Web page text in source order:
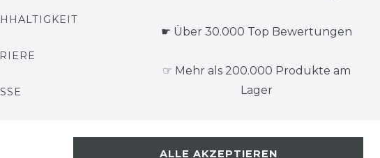
☛ Über 30.000 Top Bewertungen
☞ Mehr als 200.000 Produkte am
Lager
ALLE AKZEPTIEREN